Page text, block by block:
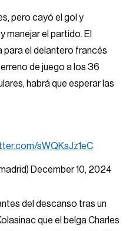
pero cayó el gol y
manejar el partido. El
para el delantero francés
de juego a los 36
habrá que esperar las
sWQKsJz1eC
December 10, 2024
del descanso tras un
que el belga Charles